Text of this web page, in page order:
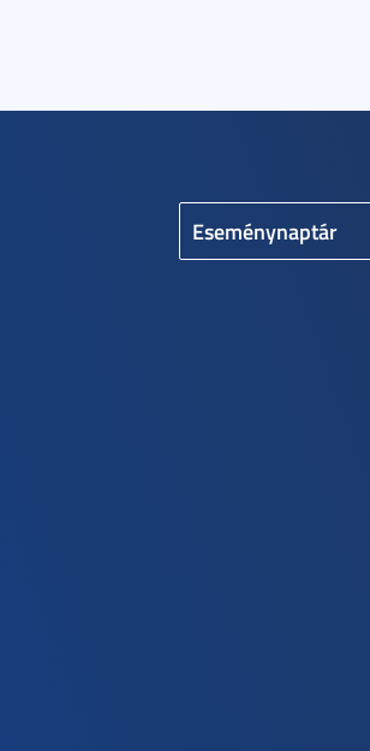
Eseménynaptár